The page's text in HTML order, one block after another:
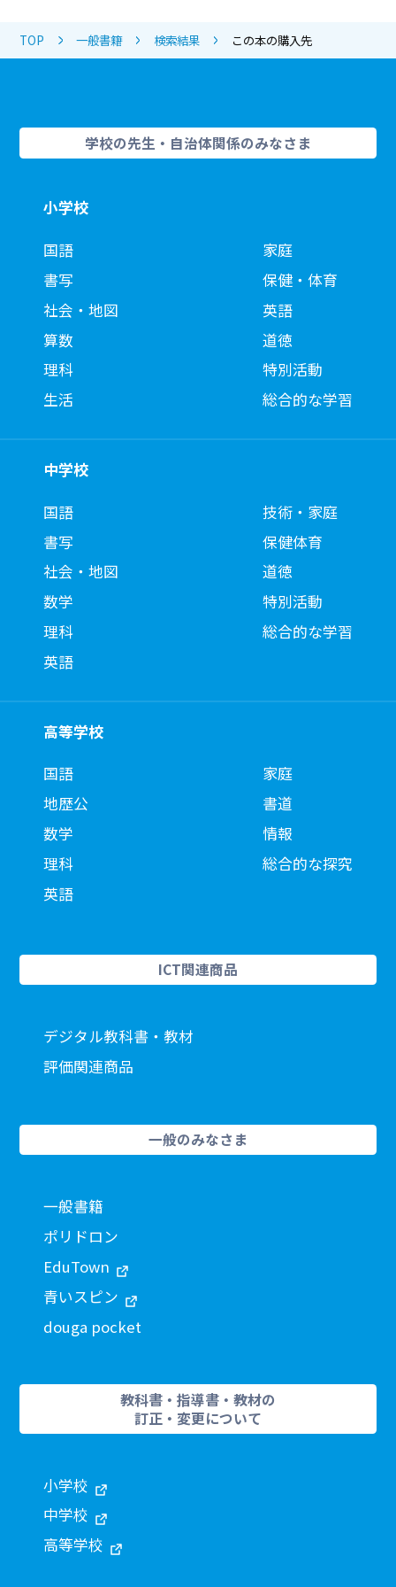
TOP 一般書籍 検索結果 この本の購入先
学校の先生・自治体関係のみなさま
小学校
国語
書写
社会・地図
算数
理科
生活
家庭
保健・体育
英語
道徳
特別活動
総合的な学習
中学校
国語
書写
社会・地図
数学
理科
英語
技術・家庭
保健体育
道徳
特別活動
総合的な学習
高等学校
国語
地歴公
数学
理科
英語
家庭
書道
情報
総合的な探究
ICT関連商品
デジタル教科書・教材
評価関連商品
一般のみなさま
一般書籍
ポリドロン
EduTown
青いスピン
douga pocket
教科書・指導書・教材の
訂正・変更について
小学校
中学校
高等学校